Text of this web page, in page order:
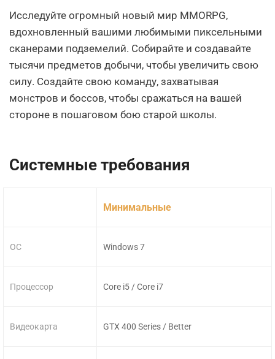
Исследуйте огромный новый мир MMORPG,
вдохновленный вашими любимыми пиксельными
сканерами подземелий. Собирайте и создавайте
тысячи предметов добычи, чтобы увеличить свою
силу. Создайте свою команду, захватывая
монстров и боссов, чтобы сражаться на вашей
стороне в пошаговом бою старой школы.
Системные требования
ОС
Процессор
Видеокарта
Минимальные
Windows 7
Core i5 / Core i7
GTX 400 Series / Better